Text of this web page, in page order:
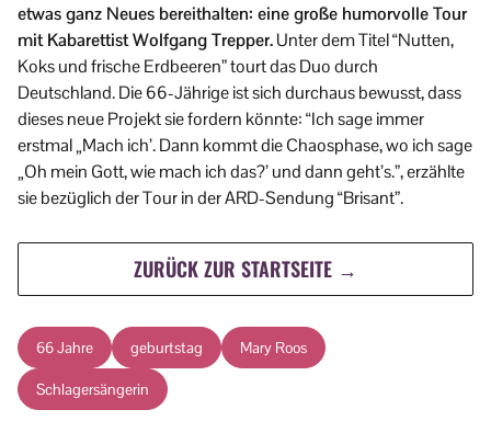
etwas ganz Neues bereithalten: eine große humorvolle Tour
mit Kabarettist Wolfgang Trepper.Unter dem Titel “Nutten,
Koks und frische Erdbeeren” tourt das Duo durch
Deutschland. Die 66-Jährige ist sich durchaus bewusst, dass
dieses neue Projekt sie fordern könnte: “Ich sage immer
erstmal „Mach ich’. Dann kommt die Chaosphase, wo ich sage
„Oh mein Gott, wie mach ich das?’ und dann geht’s.”, erzählte
sie bezüglich der Tour in der ARD-Sendung “Brisant”.
ZURÜCK ZUR STARTSEITE →
66 Jahre geburtstag Mary Roos
Schlagersängerin